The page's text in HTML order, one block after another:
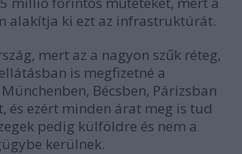
alakítja ki ezt az infrastruktúrát.
mert az a nagyon szűk réteg,
is megfizetné a
Bécsben, Párizsban
és ezért minden árat meg is tud
pedig külföldre és nem a
kerülnek.